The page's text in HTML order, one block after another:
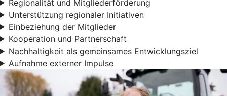
Regionalität und Mitgliederförderung
Unterstützung regionaler Initiativen
Einbeziehung der Mitglieder
Kooperation und Partnerschaft
Nachhaltigkeit als gemeinsames Entwicklungsziel
Aufnahme externer Impulse